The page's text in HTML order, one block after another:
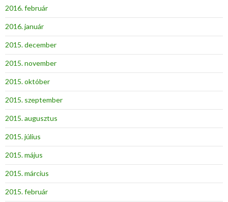
2016. február
2016. január
2015. december
2015. november
2015. október
2015. szeptember
2015. augusztus
2015. július
2015. május
2015. március
2015. február